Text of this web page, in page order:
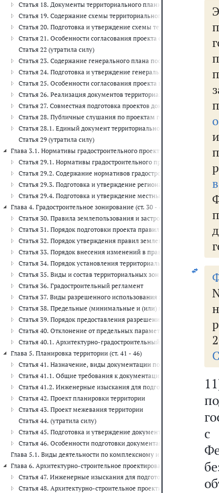
Статья 18. Документы территориального планирования
Статья 19. Содержание схемы территориального планирования
Статья 20. Подготовка и утверждение схемы территориального
Статья 21. Особенности согласования проекта схемы
Статья 22 (утратила силу)
Статья 23. Содержание генерального плана поселения,
Статья 24. Подготовка и утверждение генерального плана
Статья 25. Особенности согласования проекта генерального
Статья 26. Реализация документов территориального
Статья 27. Совместная подготовка проектов документов
Статья 28. Публичные слушания по проектам генеральных
Статья 28.1. Единый документ территориального планирования
Статья 29 (утратила силу)
Глава 3.1. Нормативы градостроительного проектирования (ст. 29.1 -
Статья 29.1. Нормативы градостроительного проектирования
Статья 29.2. Содержание нормативов градостроительного
Статья 29.3. Подготовка и утверждение региональных
Статья 29.4. Подготовка и утверждение местных нормативов
Глава 4. Градостроительное зонирование (ст. 30 - 40.1)
Статья 30. Правила землепользования и застройки
Статья 31. Порядок подготовки проекта правил землепользования
Статья 32. Порядок утверждения правил землепользования и
Статья 33. Порядок внесения изменений в правила
Статья 34. Порядок установления территориальных зон
Статья 35. Виды и состав территориальных зон
Статья 36. Градостроительный регламент
Статья 37. Виды разрешенного использования земельных
Статья 38. Предельные (минимальные и (или) максимальные)
Статья 39. Порядок предоставления разрешения на условно
Статья 40. Отклонение от предельных параметров разрешенного
Статья 40.1. Архитектурно-градостроительный облик объекта
Глава 5. Планировка территории (ст. 41 - 46)
Статья 41. Назначение, виды документации по планировке
Статья 41.1. Общие требования к документации по планировке
Статья 41.2. Инженерные изыскания для подготовки
Статья 42. Проект планировки территории
Статья 43. Проект межевания территории
Статья 44. (утратила силу)
Статья 45. Подготовка и утверждение документации по
Статья 46. Особенности подготовки документации по
Глава 5.1. Виды деятельности по комплексному и устойчивому
Глава 6. Архитектурно-строительное проектирование,
Статья 47. Инженерные изыскания для подготовки проектной
Статья 48. Архитектурно-строительное проектирование